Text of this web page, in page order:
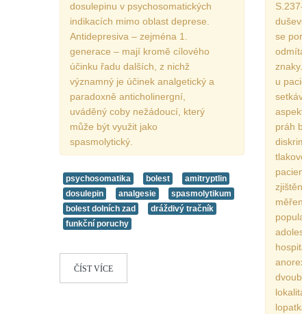
dosulepinu v psychosomatických
indikacích mimo oblast deprese.
Antidepresiva – zejména 1.
generace – mají kromě cílového
účinku řadu dalších, z nichž
významný je účinek analgetický a
paradoxně anticholinergní,
uváděný coby nežádoucí, který
může být využit jako
spasmolytický.
psychosomatika bolest
amitryptlin
dosulepin
analgesie
spasmolytikum
bolest dolních zad
dráždivý tračník
funkční poruchy
ČÍST VÍCE
se
u
práh